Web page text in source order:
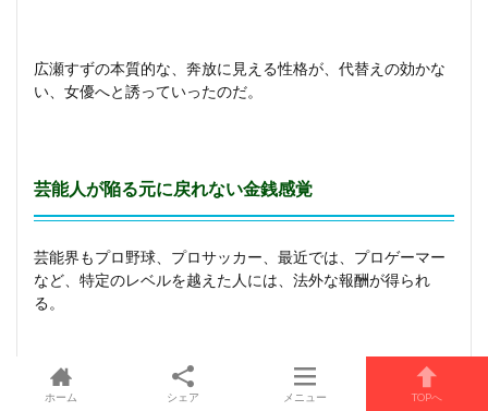
広瀬すずの本質的な、奔放に見える性格が、代替えの効かな
い、女優へと誘っていったのだ。
芸能人が陥る元に戻れない金銭感覚
芸能界もプロ野球、プロサッカー、最近では、プロゲーマー
など、特定のレベルを越えた人には、法外な報酬が得られ
る。
売れっ子や、名選手になればなるほど、ギャランティが上が
ホーム シェア メニュー TOPへ